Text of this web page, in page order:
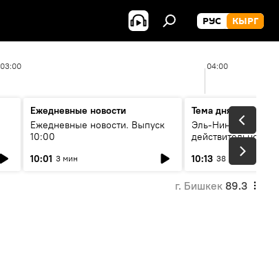
РУС КЫРГ
03:00 04:00
Ежедневные новости
Ежедневные новости. Выпуск
10:00
10:01 3 мин
Тема дня
Эль-Ниньо, жара и
действительно
погоду в
10:13 38 мин
г. Бишкек 89.3